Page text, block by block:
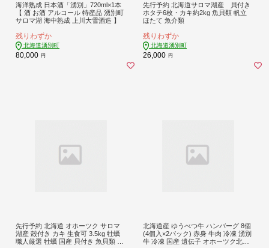
海洋熟成 日本酒「湧別」720ml×1本
【 酒 お酒 アルコール 特産品 湧別町
サロマ湖 海中熟成 上川大雪酒造 】
残りわずか
北海道湧別町
80,000 円
先行予約 北海道サロマ湖産 貝付き
ホタテ6枚・カキ約2kg 魚貝類 帆立
ほたて 魚介類
残りわずか
北海道湧別町
26,000 円
先行予約 北海道 オホーツク サロマ
湖産 殻付き カキ 生食可 3.5kg 牡蠣
職人厳選 牡蠣 国産 貝付き 魚貝類 生
北海道産 ゆうべつ牛 ハンバーグ 8個
(4個入×2パック) 赤身 牛肉 冷凍 湧別
牛 冷凍 国産 遺伝子 オホーツク北海